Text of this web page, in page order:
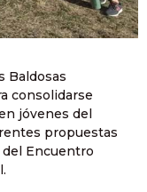
Baldosas
consolidarse
jóvenes del
propuestas
Encuentro